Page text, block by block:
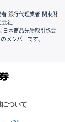
者 銀行代理業者 関東財
会社
日本商品先物取引協会
メンバーです。
ついて